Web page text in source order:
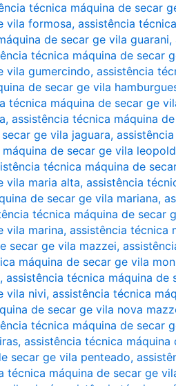
técnica máquina de secar
vila formosa, assistência
de secar ge vila guarani,
técnica máquina de secar
vila gumercindo, assistência
de secar ge vila
técnica máquina de secar ge
, assistência técnica máquina
ge vila jaguara,
de secar ge vila
técnica máquina de
vila maria alta, assistência
de secar ge vila mariana,
técnica máquina de secar
vila marina, assistência técnica
secar ge vila mazzei,
máquina de secar ge vila
, assistência técnica máquina de
vila nivi, assistência técnica
de secar ge vila nova
técnica máquina de secar
, assistência técnica máquina
secar ge vila penteado,
técnica máquina de secar ge